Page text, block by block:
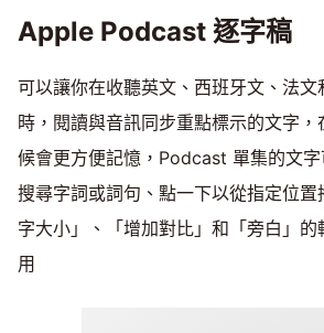
Apple Podcast 逐字稿
可以讓你在收聽英文、西班牙文、法
時，閱讀與音訊同步重點標示的文字
候會更方便記憶，Podcast 單集的文字
搜尋字詞或詞句、點一下以從指定位
字大小」、「增加對比」和「旁白」
用